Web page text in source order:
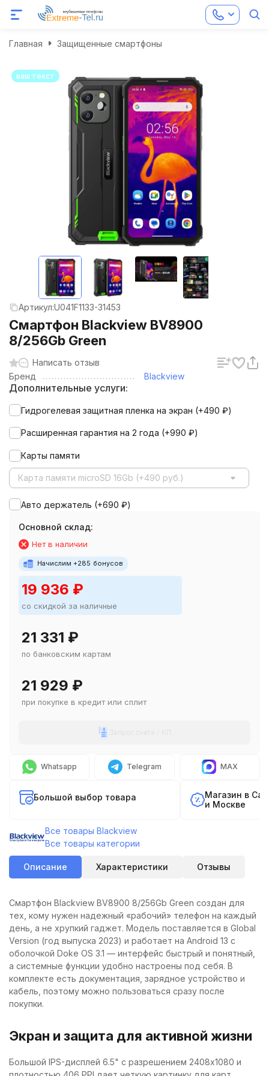
Главная Защищенные смартфоны
ваш текст
Артикул:U041F1133-31453
Смартфон Blackview BV8900
8/256Gb Green
Написать отзыв
Бренд
Blackview
Дополнительные услуги:
Гидрогелевая защитная пленка на экран (+490 ₽)
Расширенная гарантия на 2 года (+990 ₽)
Карты памяти
Карта памяти microSD 16Gb (+490 руб.)
Авто держатель (+690 ₽)
Основной склад:
Нет в наличии
Начислим +285 бонусов
19 936 ₽
со скидкой за наличные
21 331 ₽
по банковским картам
21 929 ₽
при покупке в кредит или сплит
Whatsapp Telegram MAX
Большой выбор товара
Магазин в
и Москве
Все товары Blackview
Все товары категории
Описание Характеристики Отзывы
Смартфон Blackview BV8900 8/256Gb Green создан для
тех, кому нужен надежный «рабочий» телефон на каждый
день, а не хрупкий гаджет. Модель поставляется в Global
Version (год выпуска 2023) и работает на Android 13 с
оболочкой Doke OS 3.1 — интерфейс быстрый и понятный,
а системные функции удобно настроены под себя. В
комплекте есть документация, зарядное устройство и
кабель, поэтому можно пользоваться сразу после
покупки.
Экран и защита для активной жизни
Большой IPS-дисплей 6.5" с разрешением 2408x1080 и